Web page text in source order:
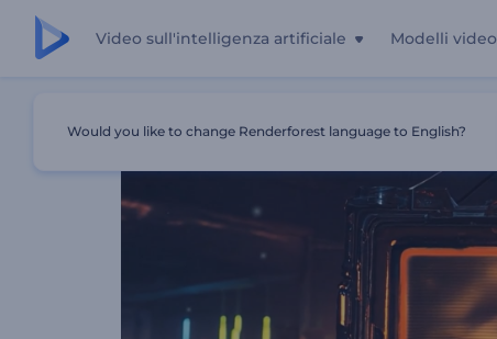
Video sull'intelligenza artificiale Modelli video
Would you like to change Renderforest language to English?